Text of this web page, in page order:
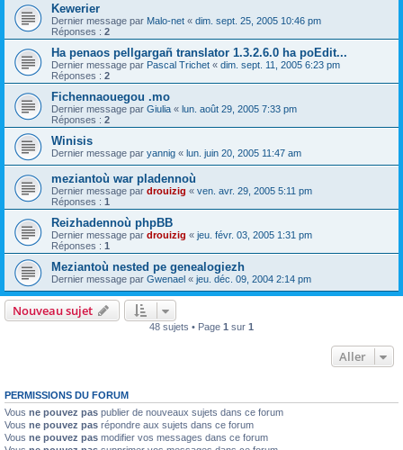
Kewerier
Dernier message par Malo-net « dim. sept. 25, 2005 10:46 pm
Réponses : 2
Ha penaos pellgargañ translator 1.3.2.6.0 ha poEdit...
Dernier message par Pascal Trichet « dim. sept. 11, 2005 6:23 pm
Réponses : 2
Fichennaouegou .mo
Dernier message par Giulia « lun. août 29, 2005 7:33 pm
Réponses : 2
Winisis
Dernier message par yannig « lun. juin 20, 2005 11:47 am
meziantoù war pladennoù
Dernier message par drouizig « ven. avr. 29, 2005 5:11 pm
Réponses : 1
Reizhadennoù phpBB
Dernier message par drouizig « jeu. févr. 03, 2005 1:31 pm
Réponses : 1
Meziantoù nested pe genealogiezh
Dernier message par Gwenael « jeu. déc. 09, 2004 2:14 pm
Nouveau sujet
48 sujets • Page 1 sur 1
Aller
PERMISSIONS DU FORUM
Vous ne pouvez pas publier de nouveaux sujets dans ce forum
Vous ne pouvez pas répondre aux sujets dans ce forum
Vous ne pouvez pas modifier vos messages dans ce forum